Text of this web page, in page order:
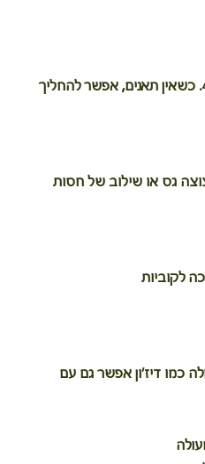
16 תאנים בשלות חתוכות ל – 4. כשאין תאנים, אפשר להחליך
גס או שילוב של חסות
כמו דיז'ון אפשר גם עם